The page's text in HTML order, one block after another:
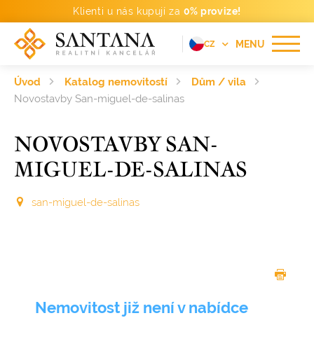
Klienti u nás kupují za 0% provize!
MENU
CZ
PT
RU
Úvod Katalog nemovitostí
Dům / vila
Novostavby San-miguel-de-salinas
NOVOSTAVBY SAN-
MIGUEL-DE-SALINAS
san-miguel-de-salinas
Nemovitost již není v nabídce